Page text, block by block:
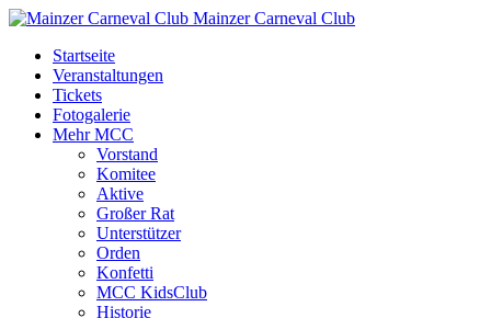
Mainzer Carneval Club
Startseite
Veranstaltungen
Tickets
Fotogalerie
Mehr MCC
Vorstand
Komitee
Aktive
Großer Rat
Unterstützer
Orden
Konfetti
MCC KidsClub
Historie